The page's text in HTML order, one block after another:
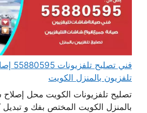
فني
تلفزيون بالمنزل الكويت
تصليح تلفزيونات الكويت محل
بالمنزل الكويت المختص بفك و تبديل